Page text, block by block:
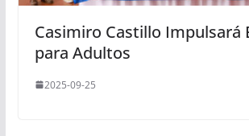
Casimiro Castillo Impulsará
para Adultos
2025-09-25